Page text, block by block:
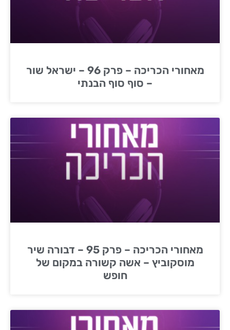
מאחורי הכריכה – פרק 96 – ישראל שור
– סוף סוף הבנתי
מאחורי הכריכה – פרק 95 – דבורה שיר
מוסקוביץ – אשה קשורה במקום של
חופש